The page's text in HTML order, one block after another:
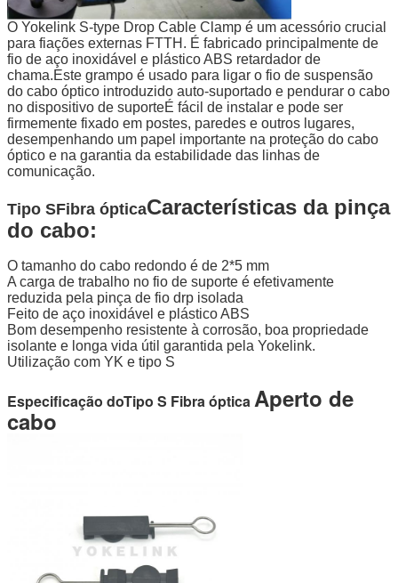
O Yokelink S-type Drop Cable Clamp é um acessório crucial
para fiações externas FTTH. É fabricado principalmente de
fio de aço inoxidável e plástico ABS retardador de
chama.Este grampo é usado para ligar o fio de suspensão
do cabo óptico introduzido auto-suportado e pendurar o cabo
no dispositivo de suporteÉ fácil de instalar e pode ser
firmemente fixado em postes, paredes e outros lugares,
desempenhando um papel importante na proteção do cabo
óptico e na garantia da estabilidade das linhas de
comunicação.
Tipo SFibra ópticaCaracterísticas da pinça
do cabo:
O tamanho do cabo redondo é de 2*5 mm
A carga de trabalho no fio de suporte é efetivamente
reduzida pela pinça de fio drp isolada
Feito de aço inoxidável e plástico ABS
Bom desempenho resistente à corrosão, boa propriedade
isolante e longa vida útil garantida pela Yokelink.
Utilização com YK e tipo S
Especificação doTipo S Fibra ópticaAperto de
cabo